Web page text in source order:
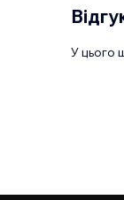
У цього